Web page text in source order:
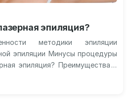
эпиляция?
методики эпиляции
эпиляции Минусы процедуры
эпиляция? Преимущества и